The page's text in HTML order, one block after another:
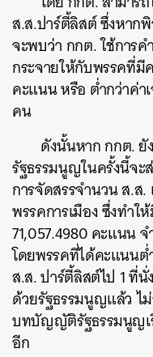
ส.ส.ปาร์ตี้ลิสต์ ซึ่งหาก
จะพบว่า กกต. ใช้การ
กระจายให้กับพรรคที่มี
คะแนน หรือ ต่ำกว่าค่
คน
ดังนั้นหาก กกต.
รัฐธรรมนูญในครั้งนี้จะ
การจัดสรรจำนวน ส.
พรรคการเมือง ซึ่งทำ
71,057.4980 คะแนน
โดยพรรคที่ได้คะแนนต่
ส.ส. ปาร์ตี้ลิสต์ไป 1 ที่
ด้วยรัฐธรรมนูญแล้ว ไ
บทบัญญัติรัฐธรรมนูญเ
อีก
ค้นหา
SHARE